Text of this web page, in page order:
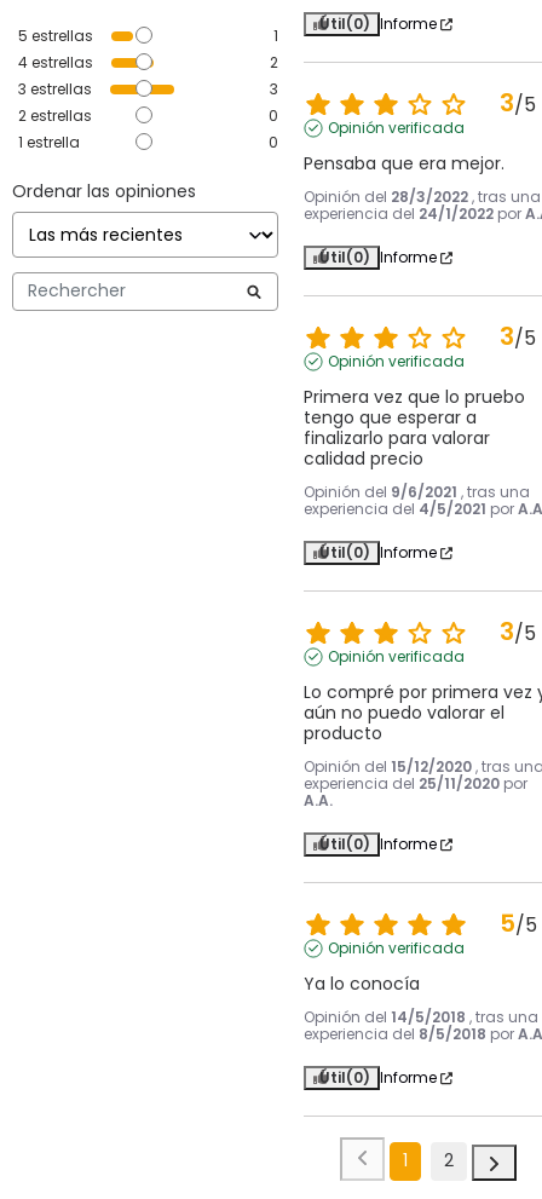
5 estrellas
1
4estrellas
2
3 estrellas
3
2estrellas
0
1 estrella 0
Ordenar las opiniones
Útil(0) Informe
3/5
Opinión verificada
Pensaba que era mejor.
Opinión del 28/3/2022 , tras una
experiencia del 24/1/2022 por
Útil(0) Informe
3/5
Opinión verificada
Primera vez que lo pruebo
tengo que esperar a
finalizarlo para valorar
calidad precio
Opinión del 9/6/2021 , tras una
experiencia del 4/5/2021 por
Útil(0) Informe
3/5
Opinión verificada
Lo compré por primera vez
aún no puedo valorar el
producto
Opinión del 15/12/2020 , tras
experiencia del 25/11/2020 por
A.A.
Útil(0) Informe
5/5
Opinión verificada
Ya lo conocía
Opinión del 14/5/2018 , tras una
experiencia del 8/5/2018 por
Útil(0) Informe
1 2